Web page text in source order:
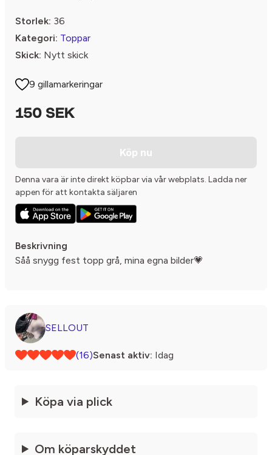
Storlek: 36
Kategori: Toppar
Skick: Nytt skick
9 gillamarkeringar
150 SEK
Köp nu
Denna vara är inte direkt köpbar via vår webplats. Ladda ner
appen för att kontakta säljaren
Beskrivning
Såå snygg fest topp grå, mina egna bilder💗
SELLOUT
(16)Senast aktiv: Idag
Köpa via plick
Om köparskyddet